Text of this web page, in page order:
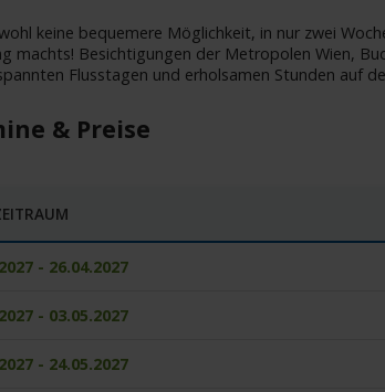
keine bequemere Möglichkeit, in nur zwei
machts! Besichtigungen der Metropolen Wien,
Flusstagen und erholsamen Stunden auf
& Preise
- 26.04.2027
- 03.05.2027
- 24.05.2027